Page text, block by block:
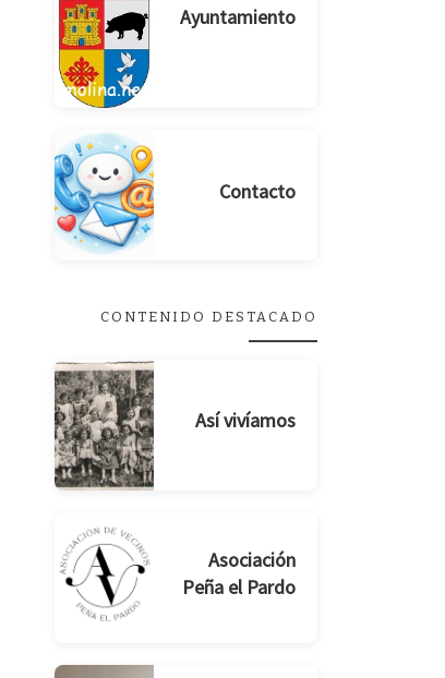
Ayuntamiento
Contacto
CONTENIDO DESTACADO
Así vivíamos
Asociación
Peña el Pardo